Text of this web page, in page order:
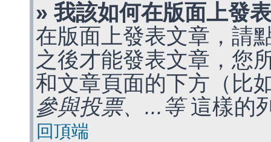
» 我該如何在版面上發
在版面上發表文章，請
之後才能發表文章，您
和文章頁面的下方（比
參與投票、...等這樣的
回頂端